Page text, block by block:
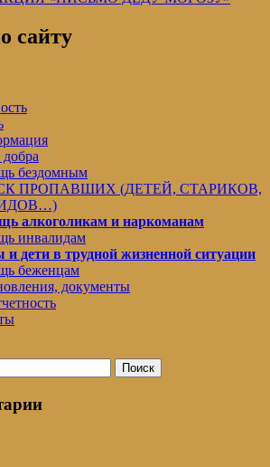
сайту
бездомным
ПРОПАВШИХ (ДЕТЕЙ, СТАРИКОВ,
алкоголикам и наркоманам
инвалидам
дети в трудной жизненной ситуации
беженцам
документы
Поиск